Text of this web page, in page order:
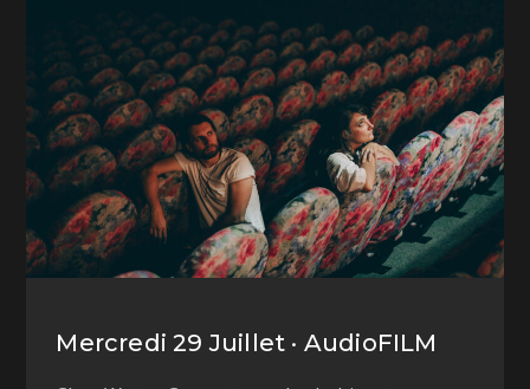
Mercredi 29 Juillet · AudioFILM